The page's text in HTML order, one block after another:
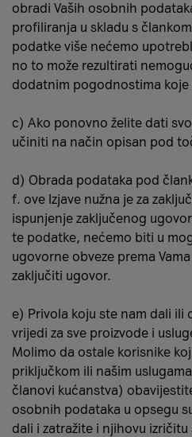
obradi Vaših osobnih
profiliranja u skladu s
podatke više nećemo
no to može rezultirati
dodatnim pogodnostima koje
c) Ako ponovno želite dati
učiniti na način opisan pod
d) Obrada podataka pod
f. ove Izjave nužna je za
ispunjenje zaključenog
te podatke, nećemo biti u
ugovorne obveze prema
zaključiti ugovor.
e) Privola koju ste nam dali ili
vrijedi za sve proizvode i
Molimo da ostale korisnike
priključkom ili našim
članovi kućanstva)
osobnih podataka u opsegu
dali i zatražite i njihovu